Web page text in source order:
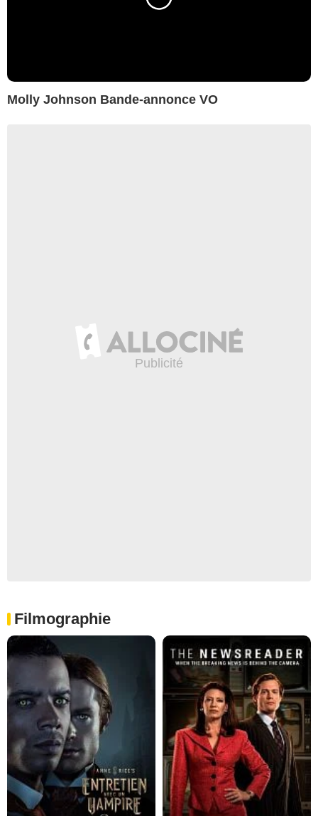
Molly Johnson Bande-annonce VO
Filmographie